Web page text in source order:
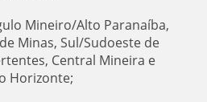
Mineiro/Alto Paranaíba,
Minas, Sul/Sudoeste de
Central Mineira e
Horizonte;